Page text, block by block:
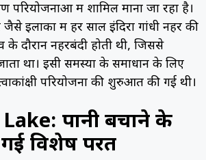
में शामिल माना जा रहा है।
इलाकों में हर साल इंदिरा गांधी नहर की
दौरान नहरबंदी होती थी, जिससे
था। इसी समस्या के समाधान के लिए
परियोजना की शुरुआत की गई थी।
पानी बचाने के
विशेष परत